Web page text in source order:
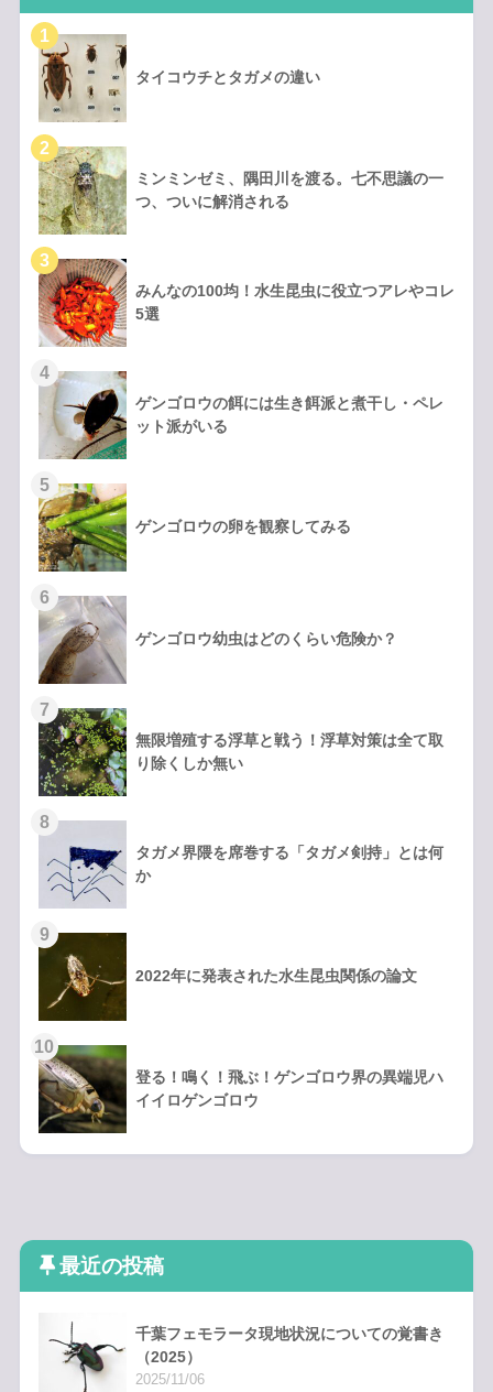
タイコウチとタガメの違い
ミンミンゼミ、隅田川を渡る。七不思議の一
つ、ついに解消される
みんなの100均！水生昆虫に役立つアレやコレ
5選
ゲンゴロウの餌には生き餌派と煮干し・ペレ
ット派がいる
ゲンゴロウの卵を観察してみる
ゲンゴロウ幼虫はどのくらい危険か？
無限増殖する浮草と戦う！浮草対策は全て取
り除くしか無い
タガメ界隈を席巻する「タガメ剣持」とは何
か
2022年に発表された水生昆虫関係の論文
登る！鳴く！飛ぶ！ゲンゴロウ界の異端児ハ
イイロゲンゴロウ
最近の投稿
千葉フェモラータ現地状況についての覚書き
（2025）
2025/11/06